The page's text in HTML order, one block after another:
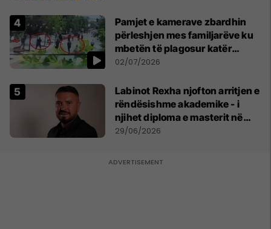
Pamjet e kamerave zbardhin
përleshjen mes familjarëve ku
mbetën të plagosur katër
persona
02/07/2026
Labinot Rexha njofton arritjen e
rëndësishme akademike - i
njihet diploma e masterit në
Psikologji në Zvicër
29/06/2026